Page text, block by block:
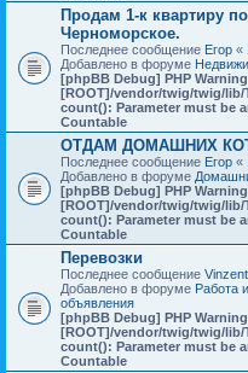
Продам 1-к квартиру
Черноморское.
Последнее сообщение Егор «
Добавлено в форуме
[phpBB Debug] PHP Warning
[ROOT]/vendor/twig/twig/lib/
count(): Parameter must be
Countable
ОТДАМ ДОМАШНИХ
Последнее сообщение Егор «
Добавлено в форуме
[phpBB Debug] PHP Warning
[ROOT]/vendor/twig/twig/lib/
count(): Parameter must be
Countable
Перевозки
Последнее сообщение
Добавлено в форуме Работа
объявления
[phpBB Debug] PHP Warning
[ROOT]/vendor/twig/twig/lib/
count(): Parameter must be
Countable